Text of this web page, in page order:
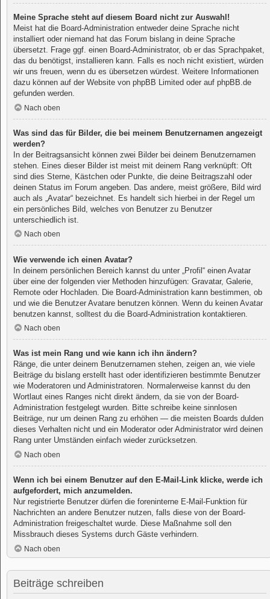
Meine Sprache steht auf diesem Board nicht zur Auswahl!
Meist hat die Board-Administration entweder deine Sprache nicht
installiert oder niemand hat das Forum bislang in deine Sprache
übersetzt. Frage ggf. einen Board-Administrator, ob er das Sprachpaket,
das du benötigst, installieren kann. Falls es noch nicht existiert, würden
wir uns freuen, wenn du es übersetzen würdest. Weitere Informationen
dazu können auf der Website von phpBB Limited oder auf phpBB.de
gefunden werden.
Nach oben
Was sind das für Bilder, die bei meinem Benutzernamen angezeigt
werden?
In der Beitragsansicht können zwei Bilder bei deinem Benutzernamen
stehen. Eines dieser Bilder ist meist mit deinem Rang verknüpft: Oft
sind dies Sterne, Kästchen oder Punkte, die deine Beitragszahl oder
deinen Status im Forum angeben. Das andere, meist größere, Bild wird
auch als „Avatar“ bezeichnet. Es handelt sich hierbei in der Regel um
ein persönliches Bild, welches von Benutzer zu Benutzer
unterschiedlich ist.
Nach oben
Wie verwende ich einen Avatar?
In deinem persönlichen Bereich kannst du unter „Profil“ einen Avatar
über eine der folgenden vier Methoden hinzufügen: Gravatar, Galerie,
Remote oder Hochladen. Die Board-Administration kann bestimmen, ob
und wie die Benutzer Avatare benutzen können. Wenn du keinen Avatar
benutzen kannst, solltest du die Board-Administration kontaktieren.
Nach oben
Was ist mein Rang und wie kann ich ihn ändern?
Ränge, die unter deinem Benutzernamen stehen, zeigen an, wie viele
Beiträge du bislang erstellt hast oder identifizieren bestimmte Benutzer
wie Moderatoren und Administratoren. Normalerweise kannst du den
Wortlaut eines Ranges nicht direkt ändern, da sie von der Board-
Administration festgelegt wurden. Bitte schreibe keine sinnlosen
Beiträge, nur um deinen Rang zu erhöhen — die meisten Boards dulden
dieses Verhalten nicht und ein Moderator oder Administrator wird deinen
Rang unter Umständen einfach wieder zurücksetzen.
Nach oben
Wenn ich bei einem Benutzer auf den E-Mail-Link klicke, werde ich
aufgefordert, mich anzumelden.
Nur registrierte Benutzer dürfen die foreninterne E-Mail-Funktion für
Nachrichten an andere Benutzer nutzen, falls diese von der Board-
Administration freigeschaltet wurde. Diese Maßnahme soll den
Missbrauch dieses Systems durch Gäste verhindern.
Nach oben
Beiträge schreiben